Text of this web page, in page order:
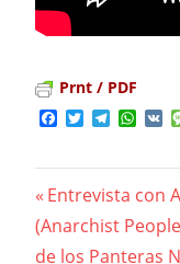
Prnt / PDF
Facebook
Twitter
Previous
Post:
Entrevista con
(Anarchist
de los Panteras